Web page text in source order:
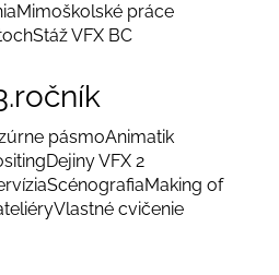
Mimoškolské práce
Stáž VFX BC
pásmoAnimatik
Dejiny VFX 2
ScénografiaMaking of
Vlastné cvičenie